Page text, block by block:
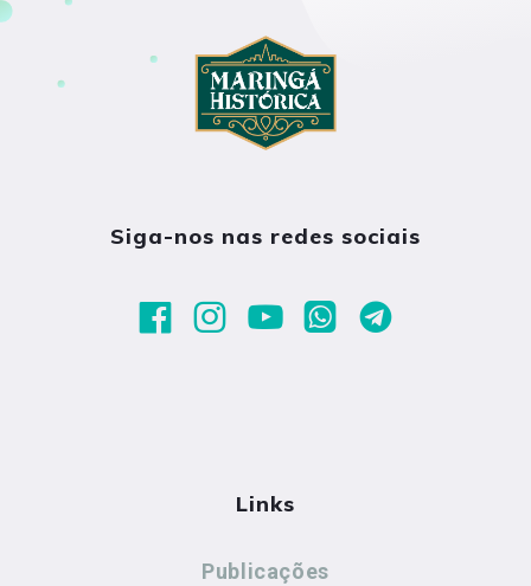
Siga-nos nas redes sociais
Links
Publicações